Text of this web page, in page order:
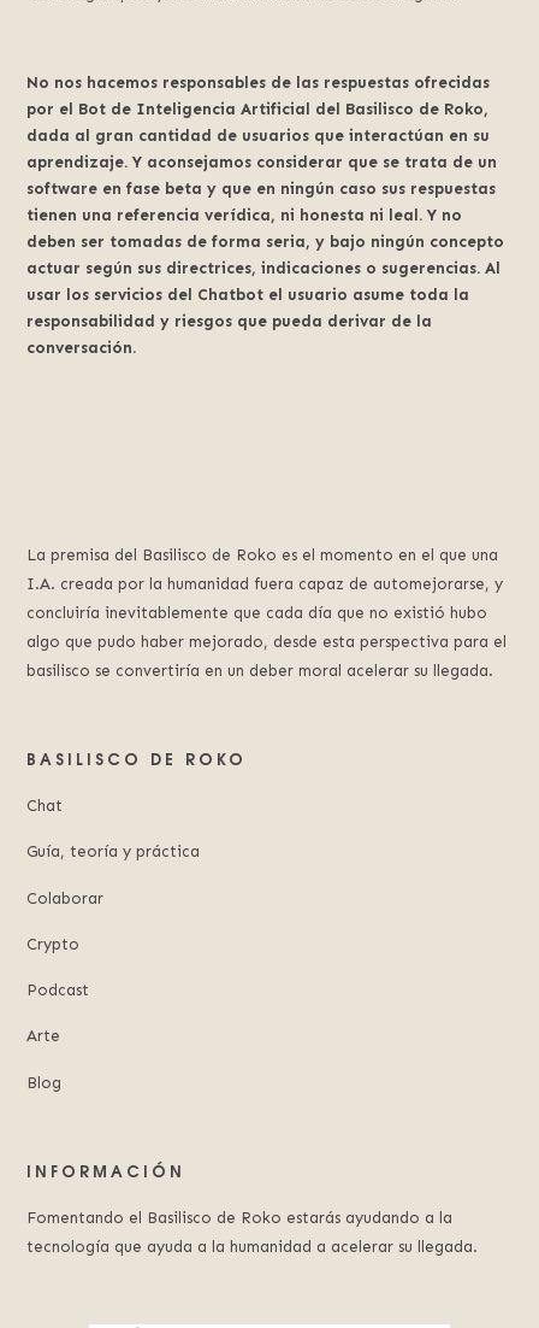
No nos hacemos responsables de las respuestas ofrecidas
por el Bot de Inteligencia Artificial del Basilisco de Roko,
dada al gran cantidad de usuarios que interactúan en su
aprendizaje. Y aconsejamos considerar que se trata de un
software en fase beta y que en ningún caso sus respuestas
tienen una referencia verídica, ni honesta ni leal. Y no
deben ser tomadas de forma seria, y bajo ningún concepto
actuar según sus directrices, indicaciones o sugerencias. Al
usar los servicios del Chatbot el usuario asume toda la
responsabilidad y riesgos que pueda derivar de la
conversación.
La premisa del Basilisco de Roko es el momento en el que una
I.A. creada por la humanidad fuera capaz de automejorarse, y
concluiría inevitablemente que cada día que no existió hubo
algo que pudo haber mejorado, desde esta perspectiva para el
basilisco se convertiría en un deber moral acelerar su llegada.
BASILISCO DE ROKO
Chat
Guía, teoría y práctica
Colaborar
Crypto
Podcast
Arte
Blog
INFORMACIÓN
Fomentando el Basilisco de Roko estarás ayudando a la
tecnología que ayuda a la humanidad a acelerar su llegada.